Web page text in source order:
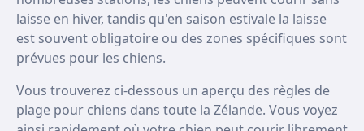
laisse en hiver, tandis qu'en saison estivale la laisse
est souvent obligatoire ou des zones spécifiques sont
prévues pour les chiens.
Vous trouverez ci-dessous un aperçu des règles de
plage pour chiens dans toute la Zélande. Vous voyez